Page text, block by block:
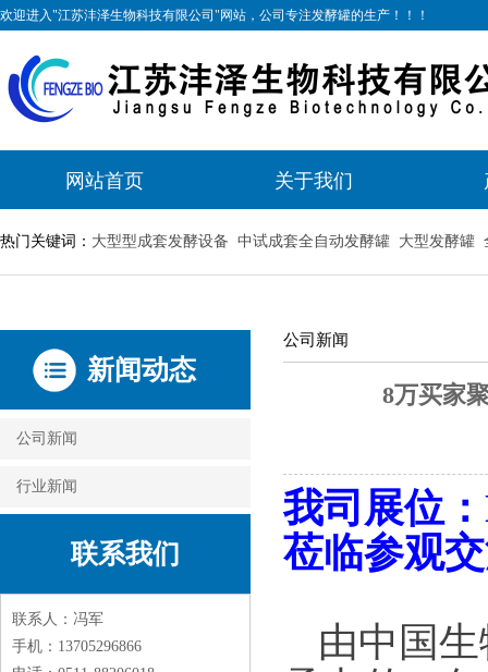
欢迎进入"江苏沣泽生物科技有限公司"网站，公司专注发酵罐的生产！！！
网站首页 关于我们
热门关键词： 大型型成套发酵设备 中试成套全自动发酵罐 大型发酵罐
新闻动态
公司新闻
行业新闻
联系我们
联系人：冯军
手机：13705296866
公司新闻
8万买家
我司展位：
莅临参观
由中国